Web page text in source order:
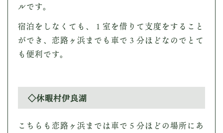
ルです。
宿泊をしなくても、１室を借りて支度をすること
ができ、恋路ヶ浜までも車で３分ほどなのでとて
も便利です。
◇休暇村伊良湖
こちらも恋路ヶ浜までは車で５分ほどの場所にあ